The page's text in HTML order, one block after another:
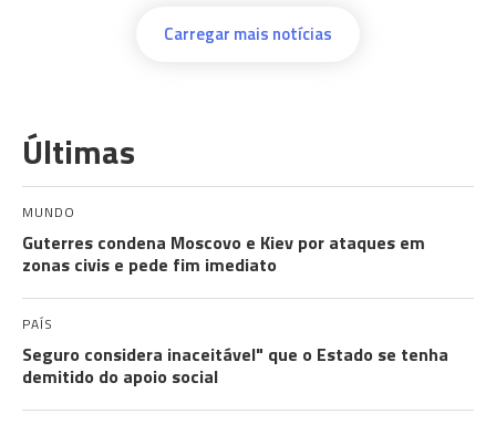
Carregar mais notícias
Últimas
MUNDO
Guterres condena Moscovo e Kiev por ataques em
zonas civis e pede fim imediato
PAÍS
Seguro considera inaceitável" que o Estado se tenha
demitido do apoio social